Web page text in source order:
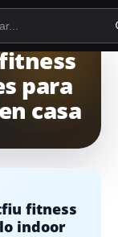
en
para
casa
fitness
indoor